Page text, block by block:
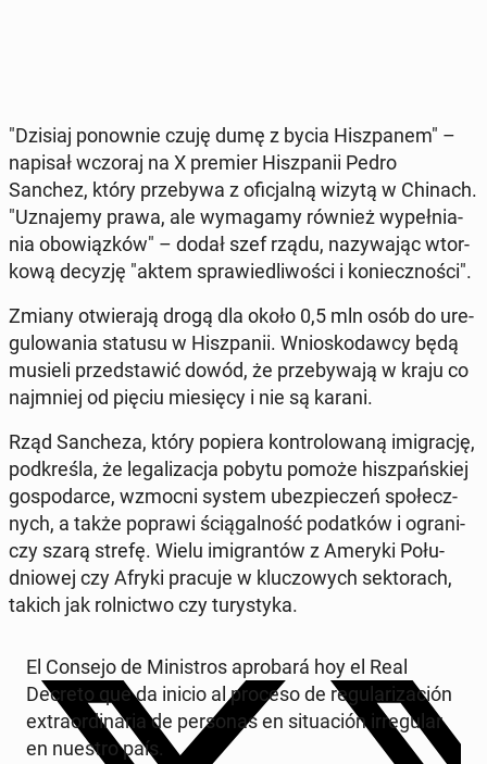
"Dzisiaj po­now­nie czuję dumę z bycia Hisz­pa­nem" –
napisał wczoraj na X premier Hisz­pa­nii Pedro
Sanchez, który prze­by­wa z ofi­cjal­ną wizytą w Chinach.
"Uzna­je­my prawa, ale wy­ma­ga­my również wy­peł­nia­
nia obo­wiąz­ków" – dodał szef rządu, na­zy­wa­jąc wtor­
ko­wą decyzję "aktem spra­wie­dli­wo­ści i ko­niecz­no­ści".
Zmiany otwie­ra­ją drogą dla około 0,5 mln osób do ure­
gu­lo­wa­nia statusu w Hisz­pa­nii. Wnio­sko­daw­cy będą
musieli przed­sta­wić dowód, że prze­by­wa­ją w kraju co
naj­mniej od pięciu mie­się­cy i nie są karani.
Rząd San­che­za, który popiera kon­tro­lo­wa­ną imi­gra­cję,
pod­kre­śla, że le­ga­li­za­cja pobytu pomoże hisz­pań­skiej
go­spo­dar­ce, wzmocni system ubez­pie­czeń spo­łecz­
nych, a także poprawi ścią­gal­ność po­dat­ków i ogra­ni­
czy szarą strefę. Wielu imi­gran­tów z Ameryki Po­łu­
dnio­wej czy Afryki pracuje w klu­czo­wych sek­to­rach,
takich jak rol­nic­two czy tu­ry­sty­ka.
El Consejo de Mi­ni­stros apro­ba­rá hoy el Real
Decreto que da inicio al proceso de re­gu­la­ri­za­ción
extra­or­di­na­ria de per­so­nas en si­tu­ación ir­re­gu­lar
en nuestro país.